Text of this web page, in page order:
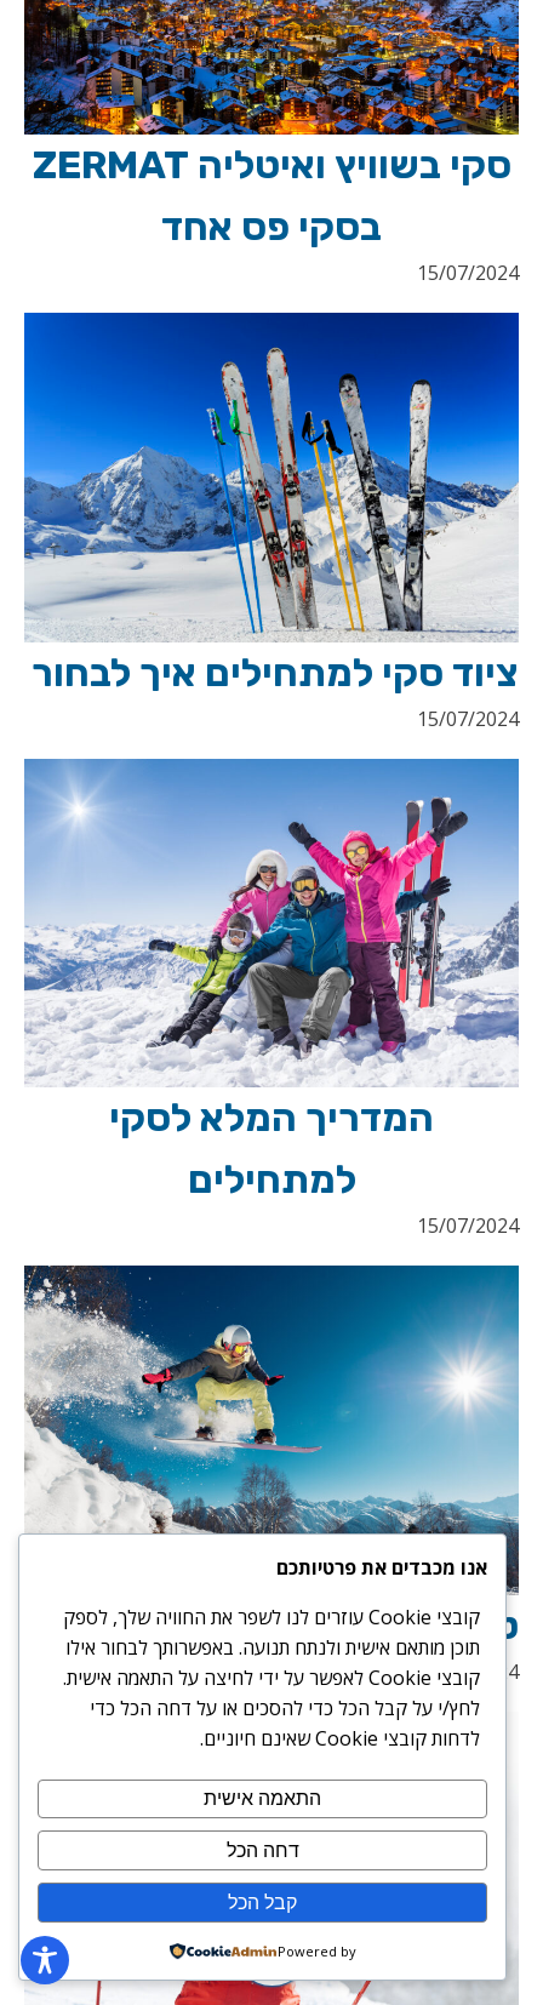
סקי בשוויץ ואיטליה ZERMAT
בסקי פס אחד
15/07/2024
ציוד סקי למתחילים איך לבחור
15/07/2024
המדריך המלא לסקי
למתחילים
15/07/2024
טיפים חשובים לגולשי סנובורד
15/07/2024
אנו מכבדים את פרטיותכם
קובצי Cookie עוזרים לנו לשפר את החוויה שלך, לספק
תוכן מותאם אישית ולנתח תנועה. באפשרותך לבחור אילו
קובצי Cookie לאפשר על ידי לחיצה על התאמה אישית.
לחץ/י על קבל הכל כדי להסכים או על דחה הכל כדי
לדחות קובצי Cookie שאינם חיוניים.
התאמה אישית
דחה הכל
קבל הכל
Powered by